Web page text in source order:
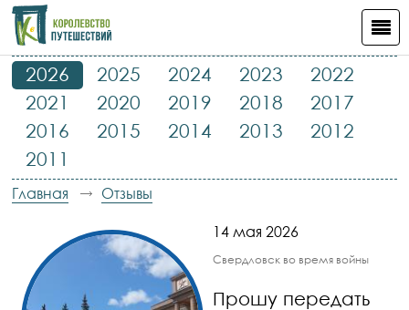
2026 2025 2024 2023
2022
2021
2020 2019 2018
2017
2016
2015 2014 2013
2012
2011
Главная Отзывы
14 мая 2026
Свердловск во время войны
Прошу передать